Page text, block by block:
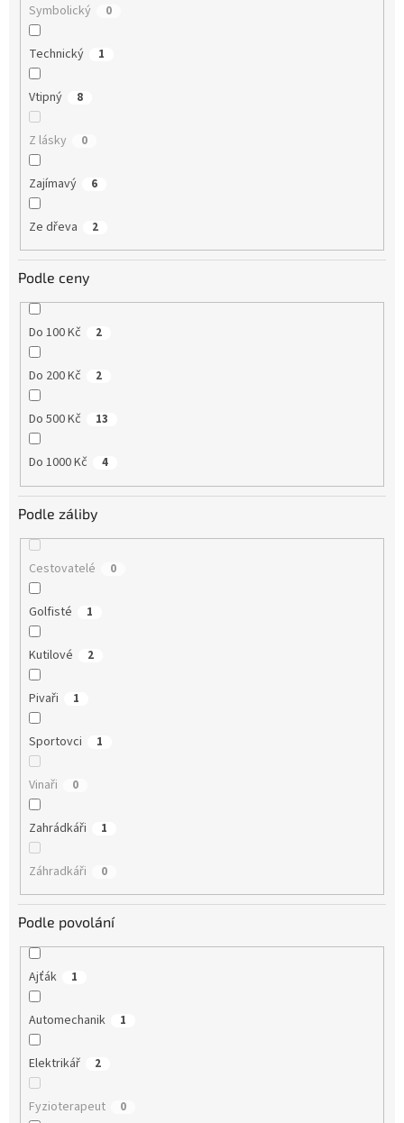
Symbolický 0
Technický 1
Vtipný 8
Z lásky 0
Zajímavý 6
Ze dřeva 2
Podle ceny
Do 100 Kč 2
Do 200 Kč 2
Do 500 Kč 13
Do 1000 Kč 4
Podle záliby
Cestovatelé 0
Golfisté 1
Kutilové 2
Pivaři 1
Sportovci 1
Vinaři 0
Zahrádkáři 1
Záhradkáři 0
Podle povolání
Ajťák 1
Automechanik 1
Elektrikář 2
Fyzioterapeut 0